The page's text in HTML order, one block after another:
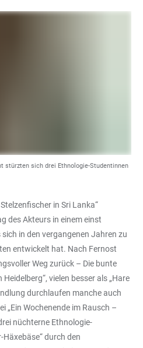
stürzten sich drei Ethnologie-Studentinnen
in Sri Lanka“
des Akteurs in einem einst
in den vergangenen Jahren zu
entwickelt hat. Nach Fernost
Weg zurück – Die bunte
vielen besser als „Hare
durchlaufen manche auch
„Ein Wochenende im Rausch –
nüchterne Ethnologie-
durch den